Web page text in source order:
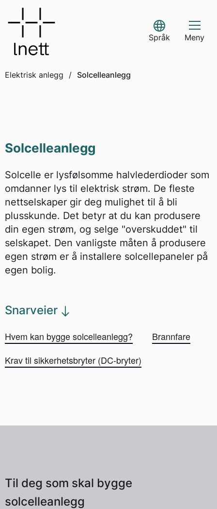
content
Språk
Select Language
Meny
Elektrisk anlegg / Solcelleanlegg
Solcelleanlegg
Solcelle er lysfølsomme halvlederdioder som
omdanner lys til elektrisk strøm. De fleste
nettselskaper gir deg mulighet til å bli
plusskunde. Det betyr at du kan produsere
din egen strøm, og selge "overskuddet" til
selskapet. Den vanligste måten å produsere
egen strøm er å installere solcellepaneler på
egen bolig.
Snarveier
Hvem kan bygge solcelleanlegg?
Brannfare
Krav til sikkerhetsbryter (DC-bryter)
Til deg som skal bygge
solcelleanlegg